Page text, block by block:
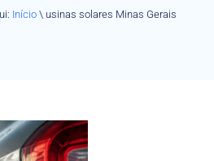
Início \ usinas solares Minas Gerais